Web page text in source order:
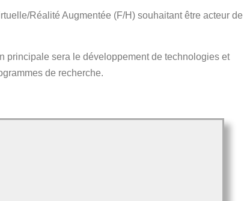
Réalité Augmentée (F/H) souhaitant être acteur de
principale sera le développement de technologies et
de recherche.